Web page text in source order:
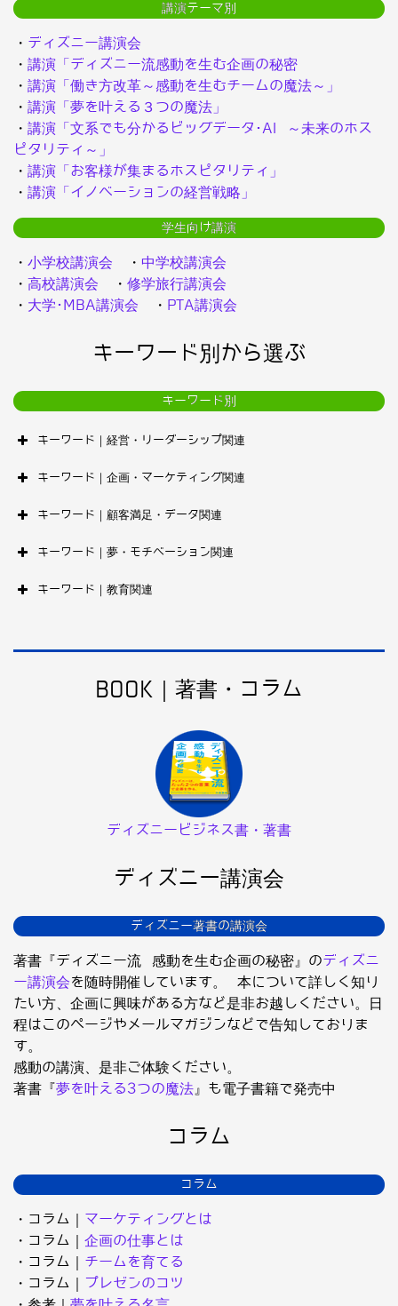
講演テーマ別
・ ディズニー講演会
・ 講演「ディズニー流感動を生む企画の秘密
・ 講演「働き方改革～感動を生むチームの魔法～」
・ 講演「夢を叶える３つの魔法」
・ 講演「文系でも分かるビッグデータ･AI ～未来のホス
ピタリティ～」
・ 講演「お客様が集まるホスピタリティ」
・ 講演「イノベーションの経営戦略」
学生向け講演
・ 小学校講演会 ・ 中学校講演会
・ 高校講演会 ・ 修学旅行講演会
・ 大学･MBA講演会 ・ PTA講演会
キーワード別から選ぶ
キーワード別
キーワード｜経営・リーダーシップ関連
キーワード｜企画・マーケティング関連
キーワード｜顧客満足・データ関連
キーワード｜夢・モチベーション関連
キーワード｜教育関連
BOOK｜著書・コラム
ディズニービジネス書・著書
ディズニー講演会
ディズニー著書の講演会
著書『ディズニー流 感動を生む企画の秘密』のディズニ
ー講演会を随時開催しています。 本について詳しく知り
たい方、企画に興味がある方など是非お越しください。日
程はこのページやメールマガジンなどで告知しておりま
す。
感動の講演、是非ご体験ください。
著書『夢を叶える3つの魔法 』も電子書籍で発売中
コラム
コラム
・コラム｜ マーケティングとは
・コラム｜ 企画の仕事とは
・コラム｜ チームを育てる
・コラム｜ プレゼンのコツ